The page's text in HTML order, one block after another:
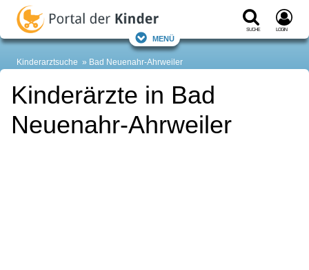
Suche Login
Menü
Kinderarztsuche Bad Neuenahr-Ahrweiler
Kinderärzte in Bad
Neuenahr-Ahrweiler